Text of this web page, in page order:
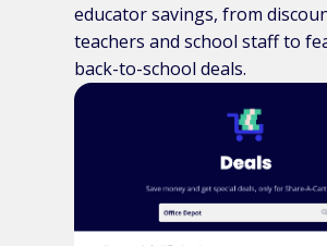
educator savings, from
teachers and school staff to
back-to-school deals.